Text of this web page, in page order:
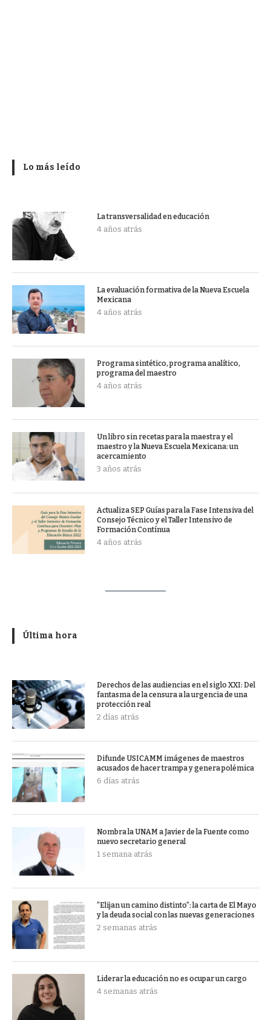
Lo más leído
La transversalidad en educación
4 años atrás
La evaluación formativa de la Nueva Escuela
Mexicana
4 años atrás
Programa sintético, programa analítico,
programa del maestro
4 años atrás
Un libro sin recetas para la maestra y el
maestro y la Nueva Escuela Mexicana: un
acercamiento
3 años atrás
Actualiza SEP Guías para la Fase Intensiva del
Consejo Técnico y el Taller Intensivo de
Formación Contínua
4 años atrás
Última hora
Derechos de las audiencias en el siglo XXI: Del
fantasma de la censura a la urgencia de una
protección real
2 días atrás
Difunde USICAMM imágenes de maestros
acusados de hacer trampa y genera polémica
6 días atrás
Nombra la UNAM a Javier de la Fuente como
nuevo secretario general
1 semana atrás
“Elijan un camino distinto”: la carta de El Mayo
y la deuda social con las nuevas generaciones
2 semanas atrás
Liderar la educación no es ocupar un cargo
4 semanas atrás